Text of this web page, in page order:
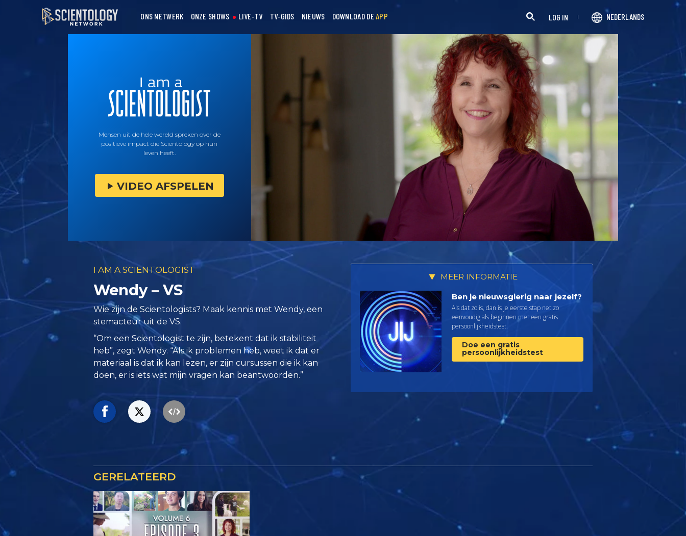
ONS NETWERK ONZE SHOWS LIVE-TV TV-GIDS NIEUWS DOWNLOAD DEAPP LOG IN NEDERLANDS
Mensen uit de hele wereld spreken over de
positieve impact die Scientology op hun
leven heeft.
VIDEO AFSPELEN
I AM A SCIENTOLOGIST
Wendy – VS
Wie zijn de Scientologists? Maak kennis met Wendy, een
stemacteur uit de VS.
“Om een Scientologist te zijn, betekent dat ik stabiliteit
heb”, zegt Wendy. “Als ik problemen heb, weet ik dat er
materiaal is dat ik kan lezen, er zijn cursussen die ik kan
doen, er is iets wat mijn vragen kan beantwoorden.”
MEER INFORMATIE
Ben je nieuwsgierig naar jezelf?
Als dat zo is, dan is je eerste stap net zo
eenvoudig als beginnen met een gratis
persoonlijkheids­test.
Doe een gratis
persoonlijkheidstest
GERELATEERD